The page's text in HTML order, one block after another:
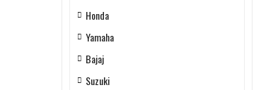
Honda
Yamaha
Bajaj
Suzuki